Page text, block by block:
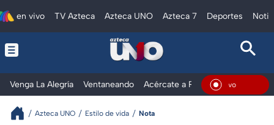
en vivo TV Azteca Azteca UNO Azteca 7 Deportes
Venga La Alegría Ventaneando Acércate a Rocío Al ExtremoEn
Azteca UNO Estilo de vida Nota